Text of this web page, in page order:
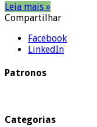
Leia mais »
Compartilhar
Facebook
LinkedIn
Patronos
Categorias